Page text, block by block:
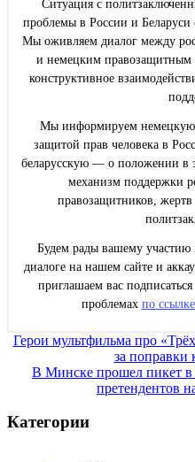
Ситуация с
проблемы в России и Беларуси
Мы оживляем диалог между
и немецким правозащитным
конструктивное
Мы информируем немецкую
защитой прав человека в
беларусскую — о положении в
механизм поддержки
правозащитников,
Будем рады вашему участию
диалоге на нашем сайте и
приглашаем вас
проблемах по
Навигация
Герои мультфильма про
за поправки
В Минске прошел пикет
претендентов
Категории